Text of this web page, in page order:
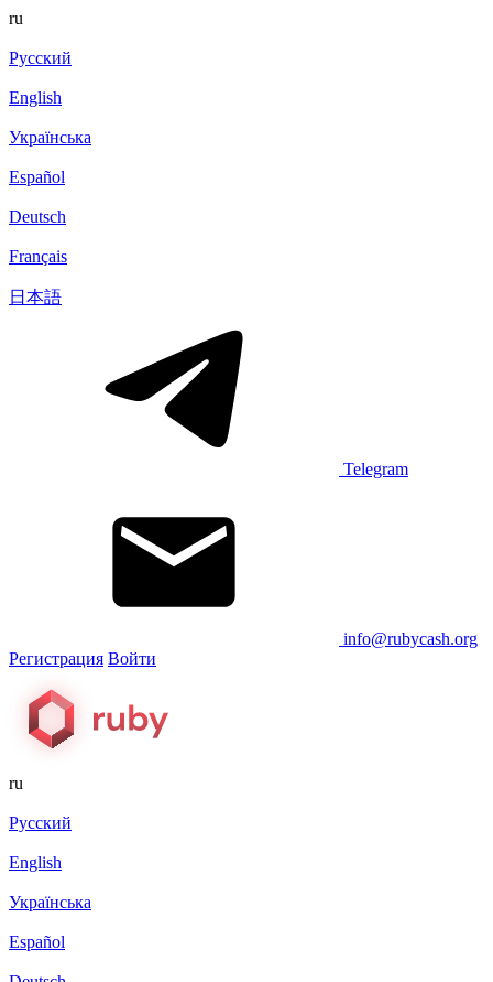
ru
Русский
English
Українська
Español
Deutsch
Français
日本語
Telegram
info@rubycash.org
Регистрация Войти
ru
Русский
English
Українська
Español